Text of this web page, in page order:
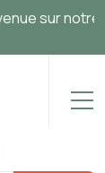
sur notre